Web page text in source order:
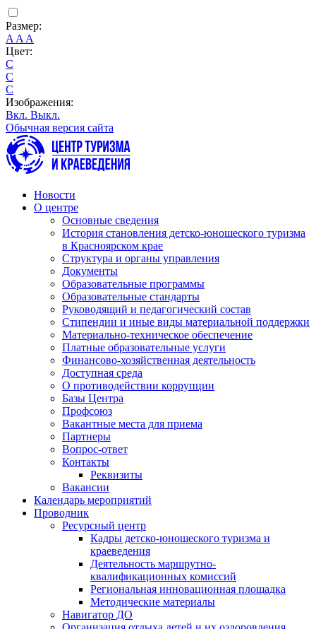
Размер:
A A A
Цвет:
C
C
C
Изображения:
Вкл. Выкл.
Обычная версия сайта
Новости
О центре
Основные сведения
История становления детско-юношеского туризма
в Красноярском крае
Структура и органы управления
Документы
Образовательные программы
Образовательные стандарты
Руководящий и педагогический состав
Стипендии и иные виды материальной поддержки
Материально-техническое обеспечение
Платные образовательные услуги
Финансово-хозяйственная деятельность
Доступная среда
О противодействии коррупции
Базы Центра
Профсоюз
Вакантные места для приема
Партнеры
Вопрос-ответ
Контакты
Реквизиты
Вакансии
Календарь мероприятий
Проводник
Ресурсный центр
Кадры детско-юношеского туризма и
краеведения
Деятельность маршрутно-
квалификационных комиссий
Региональная инновационная площадка
Методические материалы
Навигатор ДО